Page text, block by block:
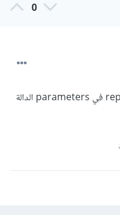
0
تصحيح: بالخطأ كتبنا replacementCoun في parameters الدالة